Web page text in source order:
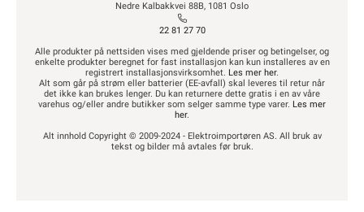
Nedre Kalbakkvei 88B, 1081 Oslo
22 81 27 70
Alle produkter på nettsiden vises med gjeldende priser og betingelser, og
enkelte produkter beregnet for fast installasjon kan kun installeres av en
registrert installasjonsvirksomhet. Les mer her.
Alt som går på strøm eller batterier (EE-avfall) skal leveres til retur når
det ikke kan brukes lenger. Du kan returnere dette gratis i en av våre
varehus og/eller andre butikker som selger samme type varer. Les mer
her.
Alt innhold Copyright © 2009-2024 - Elektroimportøren AS. All bruk av
tekst og bilder må avtales før bruk.